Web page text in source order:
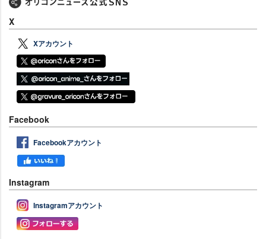
X
Xアカウント
Facebook
Facebookアカウント
Instagram
Instagramアカウント